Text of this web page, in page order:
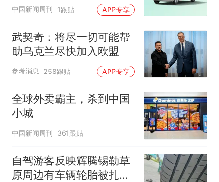
中国新闻周刊 1跟贴 APP专享
武契奇：将尽一切可能帮
助乌克兰尽快加入欧盟
参考消息 258跟贴 APP专享
全球外卖霸主，杀到中国
小城
中国新闻周刊 361跟贴
自驾游客反映辉腾锡勒草
原周边有车辆轮胎被扎，